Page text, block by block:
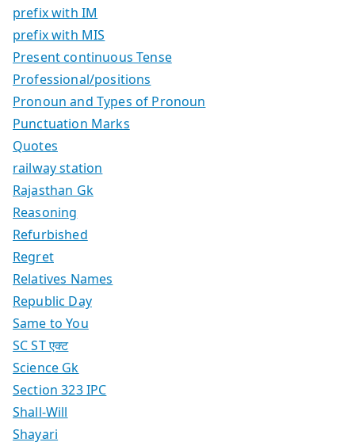
prefix with IM
prefix with MIS
Present continuous Tense
Professional/positions
Pronoun and Types of Pronoun
Punctuation Marks
Quotes
railway station
Rajasthan Gk
Reasoning
Refurbished
Regret
Relatives Names
Republic Day
Same to You
SC ST एक्ट
Science Gk
Section 323 IPC
Shall-Will
Shayari